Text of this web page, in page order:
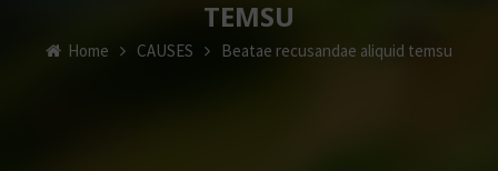
TEMSU
Home CAUSES Beatae recusandae aliquid temsu